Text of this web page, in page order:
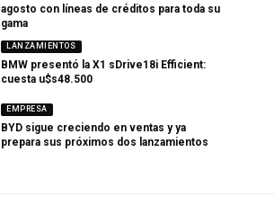
agosto con líneas de créditos para toda su
gama
LANZAMIENTOS
BMW presentó la X1 sDrive18i Efficient:
cuesta u$s48.500
EMPRESA
BYD sigue creciendo en ventas y ya
prepara sus próximos dos lanzamientos